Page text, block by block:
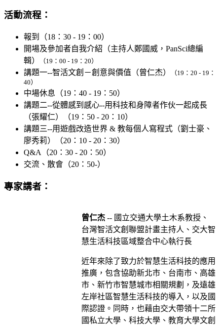
活動流程：
報到（18：30 - 19：00）
開場及參加者自我介紹（主持人鄭國威，PanSci總編
輯）
（19：00 - 19：20）
講題一--智活文創－創意與價值（曾仁杰）
（19：20 - 19：
40）
中場休息（19：40 - 19：50）
講題二--從體感到感心--用科技和身障者作伙一起成長
（張耀仁）（19：50 - 20：10）
講題三--用遊戲改造世界 & 教每個人寫程式 （劉士豪、
廖秀莉）（20：10 - 20：30）
Q&A（20：30 - 20：50）
交流、散會（20：50-）
專家講者：
曾仁杰 -- 國立交通大學土木系教授、
台灣智活文創聯盟計畫主持人、交大智
慧生活科技區域整合中心執行長
近年來除了致力於智慧生活科技的應用
推廣，包含協助新北市、台南市、高雄
市、新竹市智慧城市相關規劃，及遠雄
左岸社區智慧生活科技的導入，以及國
際認證。同時，也藉由交大帶領十二所
國私立大學、科技大學、教育大學文創